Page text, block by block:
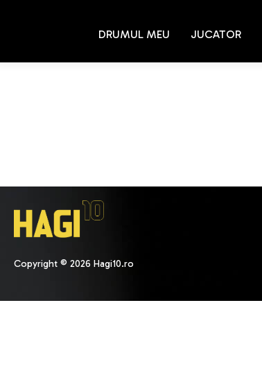
DRUMUL MEU JUCATOR
Copyright © 2026 Hagi10.ro